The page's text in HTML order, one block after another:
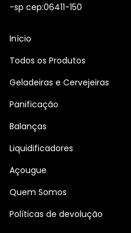
-sp cep:06411-150
Início
Todos os Produtos
Geladeiras e Cervejeiras
Panificação
Balanças
Liquidificadores
Açougue
Quem Somos
Políticas de devolução